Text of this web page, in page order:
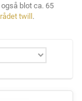
blot ca. 65
twill .